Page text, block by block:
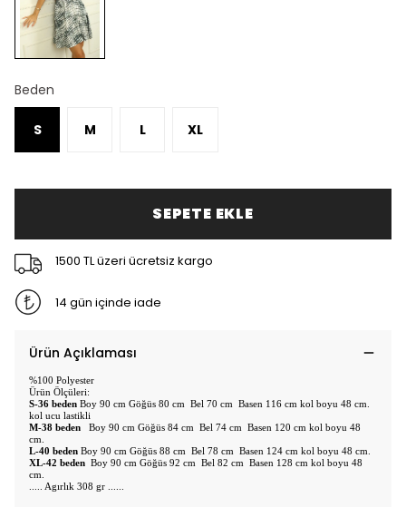
Beden
S M L XL
SEPETE EKLE
1500 TL üzeri ücretsiz kargo
14 gün içinde iade
Ürün Açıklaması
%100 Polyester
Ürün Ölçüleri:
S-36 beden Boy 90 cm Göğüs 80 cm Bel 70 cm Basen 116 cm kol boyu 48 cm.
kol ucu lastikli
M-38 beden Boy 90 cm Göğüs 84 cm Bel 74 cm Basen 120 cm kol boyu 48
cm.
L-40 beden Boy 90 cm Göğüs 88 cm Bel 78 cm Basen 124 cm kol boyu 48 cm.
XL-42 beden Boy 90 cm Göğüs 92 cm Bel 82 cm Basen 128 cm kol boyu 48
cm.
..... Agırlık 308 gr ......